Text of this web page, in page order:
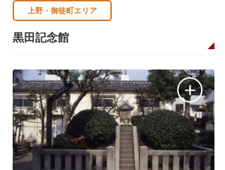
上野・御徒町エリア
黒田記念館